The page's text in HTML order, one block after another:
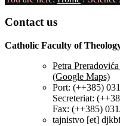
Contactus
Catholic Faculty of
Petra
(Google Maps)
Port: (++385)
Secreteriat:
Fax: (++385)
tajnistvo [et]